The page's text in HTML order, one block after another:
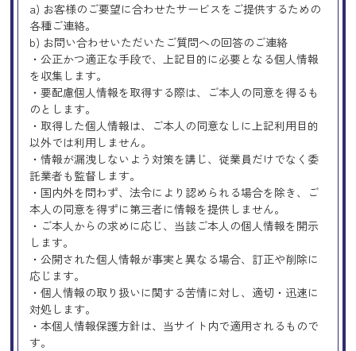
a) お客様のご要望に合わせたサービスをご提供するための
各種ご連絡。
b) お問い合わせいただいたご質問への回答のご連絡
・公正かつ適正な手段で、上記目的に必要となる個人情報
を収集します。
・要配慮個人情報を取得する際は、ご本人の同意を得るも
のとします。
・取得した個人情報は、ご本人の同意なしに上記利用目的
以外では利用しません。
・情報が漏洩しないよう対策を講じ、従業員だけでなく委
託業者も監督します。
・国内外を問わず、法令により認められる場合を除き、ご
本人の同意を得ずに第三者に情報を提供しません。
・ご本人からの求めに応じ、当該ご本人の個人情報を開示
します。
・公開された個人情報が事実と異なる場合、訂正や削除に
応じます。
・個人情報の取り扱いに関する苦情に対し、適切・迅速に
対処します。
・本個人情報保護方針は、当サイト内で適用されるもので
す。